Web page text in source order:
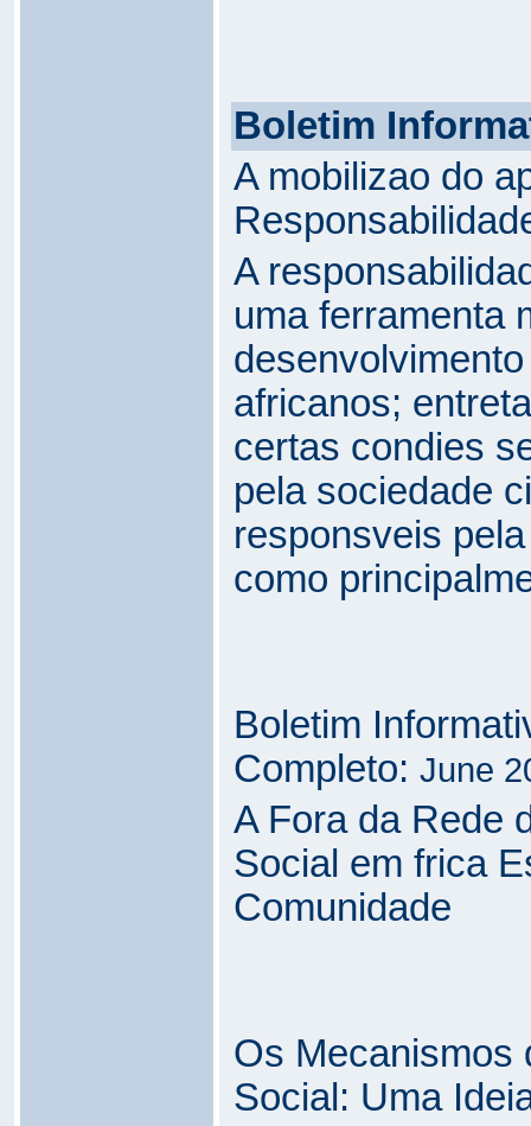
Boletim
A mobilizao do
A
uma ferramenta
africanos;
certas condies
pela sociedade
responsveis
como
Boletim
Completo: June
A Fora da Rede
Social em frica
Comunidade
Os Mecanismos
Social: Uma